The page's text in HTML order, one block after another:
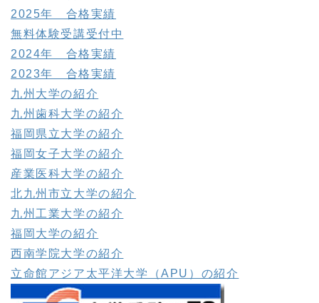
2025年 合格実績
無料体験受講受付中
2024年 合格実績
2023年 合格実績
九州大学の紹介
九州歯科大学の紹介
福岡県立大学の紹介
福岡女子大学の紹介
産業医科大学の紹介
北九州市立大学の紹介
九州工業大学の紹介
福岡大学の紹介
西南学院大学の紹介
立命館アジア太平洋大学（APU）の紹介